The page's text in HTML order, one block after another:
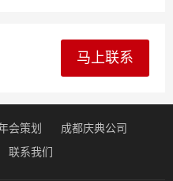
马上联系
会策划
成都庆典公司
联系我们